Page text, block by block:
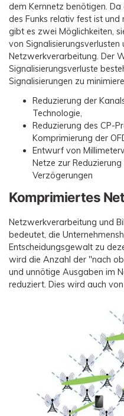
dem Kernnetz benötigen.
des Funks relativ fest ist
gibt es zwei Möglichkeiten,
von
Netzwerkverarbeitung. Der
Signalisierungsverluste
Signalisierungen zu
Reduzierung der
Technologie,
Reduzierung des CP-
Komprimierung der
Entwurf von
Netze zur
Verzögerungen
Komprimiertes
Netzwerkverarbeitung und
bedeutet, die
Entscheidungsgewalt zu
wird die Anzahl der "nach
und unnötige Ausgaben im
reduziert. Dies wird auch